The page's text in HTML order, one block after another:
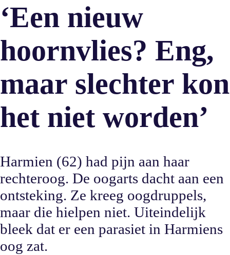
‘Een nieuw
hoornvlies? Eng,
maar slechter kon
het niet worden’
Harmien (62) had pijn aan haar
rechteroog. De oogarts dacht aan een
ontsteking. Ze kreeg oogdruppels,
maar die hielpen niet. Uiteindelijk
bleek dat er een parasiet in Harmiens
oog zat.